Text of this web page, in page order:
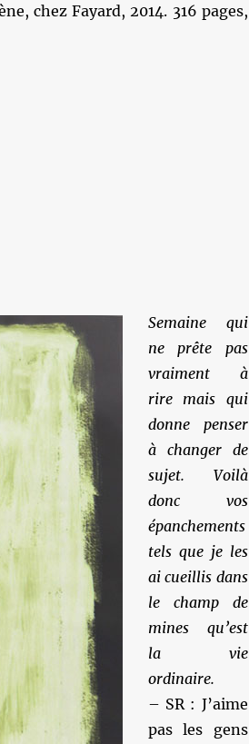
chez Fayard, 2014. 316 pages,
Semaine qui
ne prête pas
vraiment à
rire mais qui
donne penser
à changer de
sujet. Voilà
donc vos
épanchements
tels que je les
ai cueillis dans
le champ de
mines qu’est
la vie
ordinaire.
– SR : J’aime
pas les gens